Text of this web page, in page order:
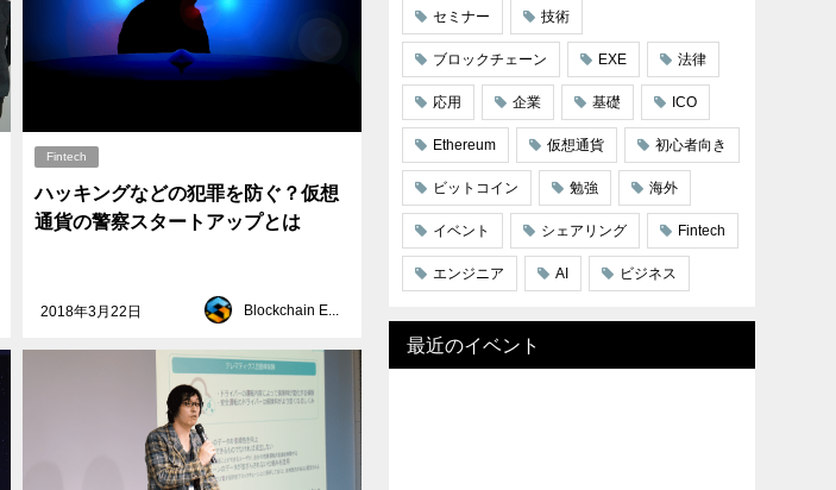
Fintech
ハッキングなどの犯罪を防ぐ？仮想
通貨の警察スタートアップとは
2018年3月22日 Blockchain EXE
セミナー 技術
ブロックチェーン EXE 法律
応用 企業 基礎 ICO
Ethereum 仮想通貨 初心者向き
ビットコイン 勉強 海外
イベント シェアリング Fintech
エンジニア AI ビジネス
最近のイベント